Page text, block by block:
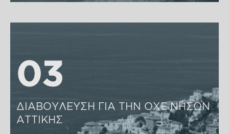
03
03
ΔΙΑΒΟΥΛΕΥΣΗ ΓΙΑ ΤΗΝ ΟΧΕ ΝΗΣΩΝ
ΑΤΤΙΚΗΣ